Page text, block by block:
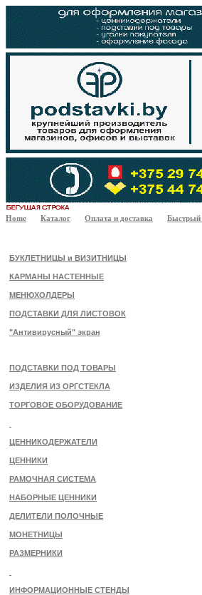
Home Каталог Оплата и доставка Быстрый
БУКЛЕТНИЦЫ и ВИЗИТНИЦЫ
КАРМАНЫ НАСТЕННЫЕ
МЕНЮХОЛДЕРЫ
ПОДСТАВКИ ДЛЯ ЛИСТОВОК
"Антивирусный" экран
ПОДСТАВКИ ПОД ТОВАРЫ
ИЗДЕЛИЯ ИЗ ОРГСТЕКЛА
ТОРГОВОЕ ОБОРУДОВАНИЕ
ЦЕННИКОДЕРЖАТЕЛИ
ЦЕННИКИ
РАМОЧНАЯ СИСТЕМА
НАБОРНЫЕ ЦЕННИКИ
ДЕЛИТЕЛИ ПОЛОЧНЫЕ
МОНЕТНИЦЫ
РАЗМЕРНИКИ
ИНФОРМАЦИОННЫЕ СТЕНДЫ